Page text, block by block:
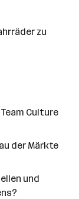
zu
Culture
der Märkte
und